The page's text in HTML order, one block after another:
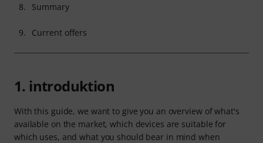
8. Summary
9. Current offers
1. introduktion
With this guide, we want to give you an overview of what's
available on the market, which devices are suitable for
which uses, and what you should bear in mind when